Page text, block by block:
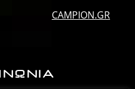
CAMPION.GR